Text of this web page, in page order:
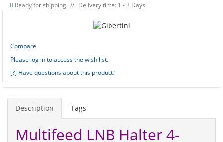
Ready for shipping Delivery time: 1 - 3 Days
Compare
Please log in to access the wish list.
[?] Have questions about this product?
Description Tags
Multifeed LNB Halter 4-